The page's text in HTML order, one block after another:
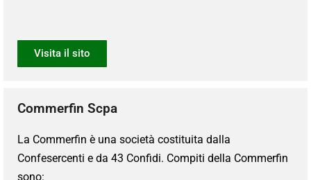
Visita il sito
Commerfin Scpa
La Commerfin è una società costituita dalla
Confesercenti e da 43 Confidi. Compiti della Commerfin
sono: